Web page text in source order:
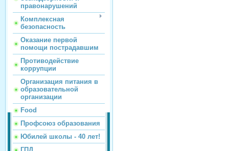
правонарушений
Комплексная
безопасность
Оказание первой
помощи пострадавшим
Противодействие
коррупции
Организация питания в
образовательной
организации
Food
Профсоюз образования
Юбилей школы - 40 лет!